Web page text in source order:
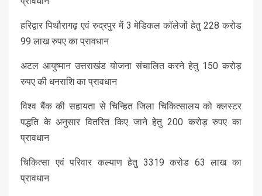
हरिद्वार पिथौरागढ़ एवं रुद्रपुर में 3 मेडिकल कॉलेजों हेतु 228 करोड
99 लाख रुपए का प्रावधान
अटल आयुष्मान उत्तराखंड योजना संचालित करने हेतु 150 करोड़
रुपए की धनराशि का प्रावधान
विश्व बैंक की सहायता से चिन्हित जिला चिकित्सालय को क्लस्टर
पद्धति के अनुसार वितरित किए जाने हेतु 200 करोड़ रुपए का
प्रावधान
चिकित्सा एवं परिवार कल्याण हेतु 3319 करोड 63 लाख का
प्रावधान